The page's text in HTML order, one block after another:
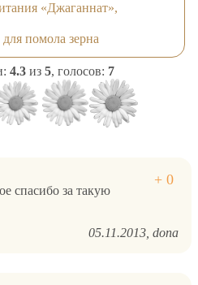
«Джаганнат»,
помола зерна
4.3 из 5, голосов: 7
спасибо за такую
05.11.2013 dona